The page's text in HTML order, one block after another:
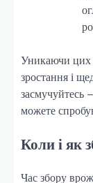
Уникаючи цих
зростання і
засмучуйтесь
можете
Коли і як
Час збору